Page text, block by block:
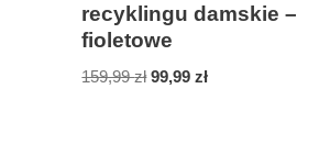
recyklingu damskie –
fioletowe
159,99zł 99,99zł